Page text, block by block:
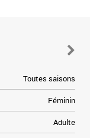
Toutes saisons
Féminin
Adulte